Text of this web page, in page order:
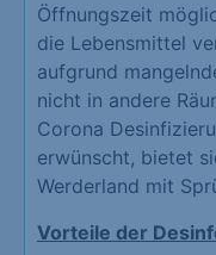
Öffnungszeit
die Lebensmittel
aufgrund
nicht in andere
Corona
erwünscht, bietet
Werderland mit
Vorteile der